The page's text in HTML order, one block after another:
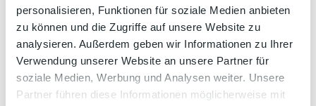
personalisieren, Funktionen für soziale Medien anbieten
zu können und die Zugriffe auf unsere Website zu
analysieren. Außerdem geben wir Informationen zu Ihrer
Verwendung unserer Website an unsere Partner für
soziale Medien, Werbung und Analysen weiter. Unsere
Partner führen diese Informationen möglicherweise mit
Kapazität
Anzahl Betten
36
Gesamtzahl der Zimmer
21
Einzelzimmer
6